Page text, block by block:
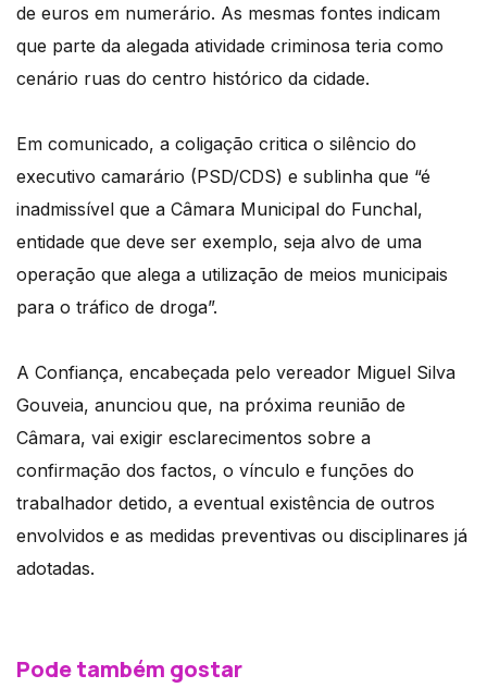
de euros em numerário. As mesmas fontes indicam
que parte da alegada atividade criminosa teria como
cenário ruas do centro histórico da cidade.
Em comunicado, a coligação critica o silêncio do
executivo camarário (PSD/CDS) e sublinha que “é
inadmissível que a Câmara Municipal do Funchal,
entidade que deve ser exemplo, seja alvo de uma
operação que alega a utilização de meios municipais
para o tráfico de droga”.
A Confiança, encabeçada pelo vereador Miguel Silva
Gouveia, anunciou que, na próxima reunião de
Câmara, vai exigir esclarecimentos sobre a
confirmação dos factos, o vínculo e funções do
trabalhador detido, a eventual existência de outros
envolvidos e as medidas preventivas ou disciplinares já
adotadas.
Pode também gostar